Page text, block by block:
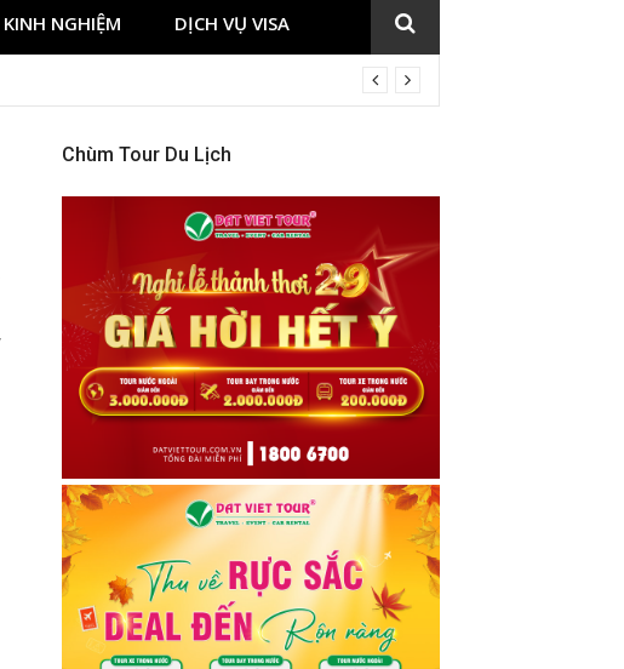
KINH NGHIỆM DỊCH VỤ VISA
Chùm Tour Du Lịch